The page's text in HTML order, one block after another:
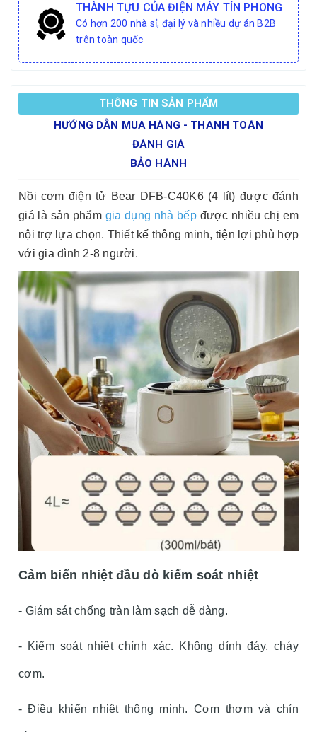
THÀNH TỰU CỦA ĐIỆN MÁY TÍN PHONG
Có hơn 200 nhà sỉ, đại lý và nhiều dự án B2B
trên toàn quốc
THÔNG TIN SẢN PHẨM
HƯỚNG DẪN MUA HÀNG - THANH TOÁN
ĐÁNH GIÁ
BẢO HÀNH
Nồi cơm điện tử Bear DFB-C40K6 (4 lít) được đánh
giá là sản phẩm gia dụng nhà bếpđược nhiều chị em
nội trợ lựa chọn. Thiết kế thông minh, tiện lợi phù hợp
với gia đình 2-8 người.
Cảm biến nhiệt đầu dò kiểm soát nhiệt
- Giám sát chống tràn làm sạch dễ dàng.
- Kiểm soát nhiệt chính xác. Không dính đáy, cháy
cơm.
- Điều khiển nhiệt thông minh. Cơm thơm và chín